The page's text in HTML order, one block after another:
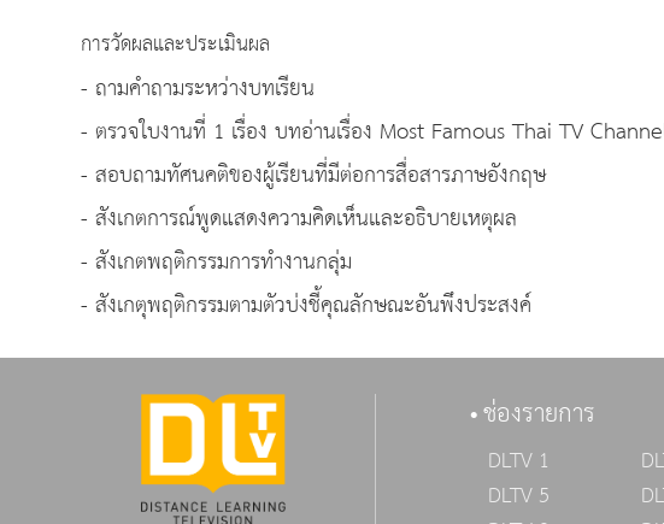
การวัดผลและประเมินผล
- ถามคำถามระหว่างบทเรียน
- ตรวจใบงานที่ 1 เรื่อง บทอ่านเรื่อง Most Famous Thai TV
- สอบถามทัศนคติของผู้เรียนที่มีต่อการสื่อสารภาษอังกฤษ
- สังเกตการณ์พูดแสดงความคิดเห็นและอธิบายเหตุผล
- สังเกตพฤติกรรมการทำงานกลุ่ม
- สังเกตุพฤติกรรมตามตัวบ่งชี้คุณลักษณะอันพึงประสงค์
ช่องรายการ
DLTV 1
DLTV 5